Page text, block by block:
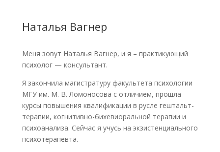
Наталья Вагнер
Меня зовут Наталья Вагнер, и я – практикующий
психолог — консультант.
Я закончила магистратуру факультета психологии
МГУ им. М. В. Ломоносова с отличием, прошла
курсы повышения квалификации в русле гештальт-
терапии, когнитивно-бихевиоральной терапии и
психоанализа. Сейчас я учусь на экзистенциального
психотерапевта.